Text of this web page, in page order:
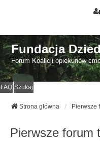
Fundacja
Forum Koalicji opiekunów
FAQ Szukaj
Strona główna Pierwsze
Pierwsze forum